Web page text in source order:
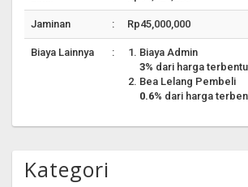
Jaminan : Rp45,000,000
Biaya Lainnya :
Biaya Admin
3% dari harga
Bea Lelang Pembeli
0.6% dari harga
Kategori